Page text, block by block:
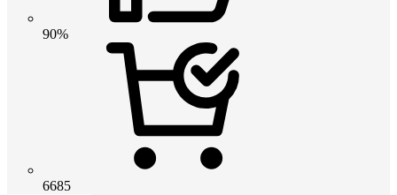
90%
6685